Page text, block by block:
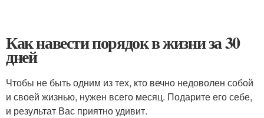
Как навести порядок в жизни за 30
дней
Чтобы не быть одним из тех, кто вечно недоволен собой
и своей жизнью, нужен всего месяц. Подарите его себе,
и результат Вас приятно удивит.